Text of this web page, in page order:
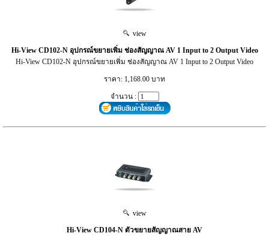
view
Hi-View CD102-N อุปกรณ์ขยายเพิ่ม ช่องสัญญาณ AV 1 Input to 2 Output Video
Hi-View CD102-N อุปกรณ์ขยายเพิ่ม ช่องสัญญาณ AV 1 Input to 2 Output Video
ราคา: 1,168.00 บาท
จำนวน :
view
Hi-View CD104-N ตัวขยายสัญญาณสาย AV